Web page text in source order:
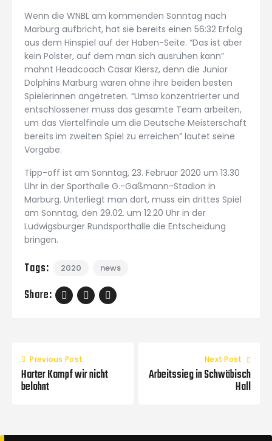
Wenn die WNBL am kommenden Sonntag nach
Marburg aufbricht, hat sie bereits einen 56:32 Erfolg
aus dem Hinspiel auf der Haben-Seite. “Das ist aber
kein Polster, auf dem man sich ausruhen kann”
mahnt Headcoach Cäsar Kiersz, denn die Junior
Dolphins Marburg waren ohne ihre beiden besten
Spielerinnen angetreten. “Umso konzentrierter und
entschlossener muss das gesamte Team arbeiten,
um das Viertelfinale um die Deutsche Meisterschaft
bereits im zweiten Spiel zu erreichen” lautet seine
Vorgabe.
Tipp-off ist am Sonntag, 23. Februar 2020 um 13.30
Uhr in der Sporthalle G.-Gaßmann-Stadion in
Marburg. Unterliegt man dort, muss ein drittes Spiel
am Sonntag, den 29.02. um 12.20 Uhr in der
Ludwigsburger Rundsporthalle die Entscheidung
bringen.
Tags: 2020 news
Share:
Previous Post
Harter Kampf wir nicht
belohnt
Next Post
Arbeitssieg in Schwäbisch
Hall